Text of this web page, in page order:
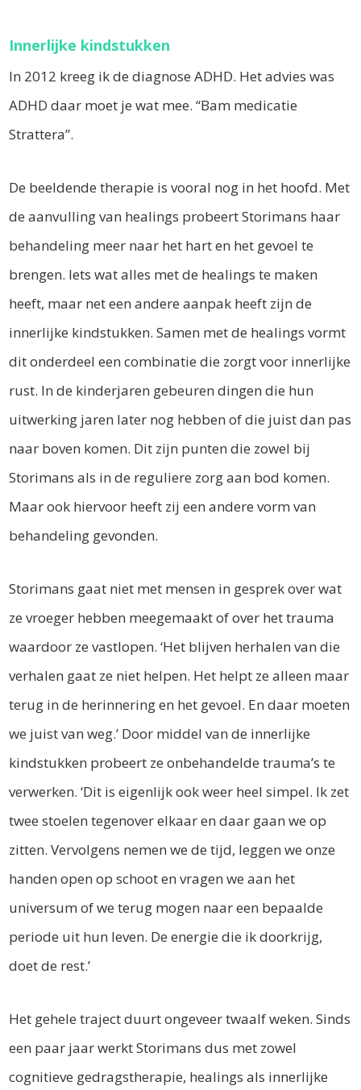
Innerlijke kindstukken
In 2012 kreeg ik de diagnose ADHD. Het advies was
ADHD daar moet je wat mee. “Bam medicatie
Strattera”.
De beeldende therapie is vooral nog in het hoofd. Met
de aanvulling van healings probeert Storimans haar
behandeling meer naar het hart en het gevoel te
brengen. Iets wat alles met de healings te maken
heeft, maar net een andere aanpak heeft zijn de
innerlijke kindstukken. Samen met de healings vormt
dit onderdeel een combinatie die zorgt voor innerlijke
rust. In de kinderjaren gebeuren dingen die hun
uitwerking jaren later nog hebben of die juist dan pas
naar boven komen. Dit zijn punten die zowel bij
Storimans als in de reguliere zorg aan bod komen.
Maar ook hiervoor heeft zij een andere vorm van
behandeling gevonden.
Storimans gaat niet met mensen in gesprek over wat
ze vroeger hebben meegemaakt of over het trauma
waardoor ze vastlopen. ‘Het blijven herhalen van die
verhalen gaat ze niet helpen. Het helpt ze alleen maar
terug in de herinnering en het gevoel. En daar moeten
we juist van weg.’ Door middel van de innerlijke
kindstukken probeert ze onbehandelde trauma’s te
verwerken. ‘Dit is eigenlijk ook weer heel simpel. Ik zet
twee stoelen tegenover elkaar en daar gaan we op
zitten. Vervolgens nemen we de tijd, leggen we onze
handen open op schoot en vragen we aan het
universum of we terug mogen naar een bepaalde
periode uit hun leven. De energie die ik doorkrijg,
doet de rest.’
Het gehele traject duurt ongeveer twaalf weken. Sinds
een paar jaar werkt Storimans dus met zowel
cognitieve gedragstherapie, healings als innerlijke